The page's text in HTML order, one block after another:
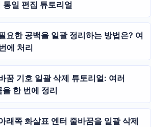
일 편집 튜토리얼
요한 공백을 일괄 정리하는 방법은? 여
에 처리
꿈 기호 일괄 삭제 튜토리얼: 여러
한 번에 정리
래쪽 화살표 엔터 줄바꿈을 일괄 삭제